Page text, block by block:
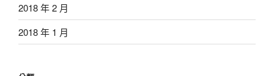
2018 年 2 月
2018 年 1 月